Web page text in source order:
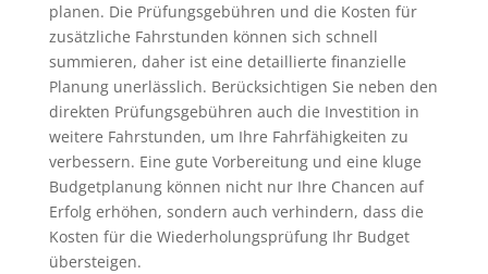
planen. Die Prüfungsgebühren und die Kosten für
zusätzliche Fahrstunden können sich schnell
summieren, daher ist eine detaillierte finanzielle
Planung unerlässlich. Berücksichtigen Sie neben den
direkten Prüfungsgebühren auch die Investition in
weitere Fahrstunden, um Ihre Fahrfähigkeiten zu
verbessern. Eine gute Vorbereitung und eine kluge
Budgetplanung können nicht nur Ihre Chancen auf
Erfolg erhöhen, sondern auch verhindern, dass die
Kosten für die Wiederholungsprüfung Ihr Budget
übersteigen.